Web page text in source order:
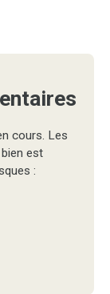
cours. Les
est
: